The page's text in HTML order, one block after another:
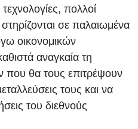
τεχνολογίες, πολλοί
σε παλαιωμένα
οικονομικών
αναγκαία τη
που θα τους επιτρέψουν
τους και να
του διεθνούς